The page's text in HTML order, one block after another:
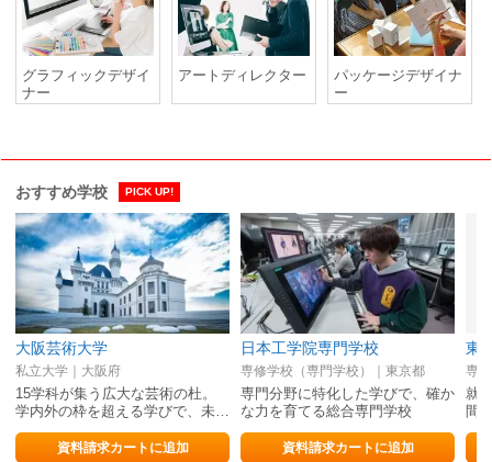
グラフィックデザイ
ナー
アートディレクター
パッケージデザイナ
ー
おすすめ学校 PICK UP!
大阪芸術大学
私立大学｜大阪府
15学科が集う広大な芸術の杜。
学内外の枠を超える学びで、未…
資料請求カートに追加
日本工学院専門学校
専修学校（専門学校）｜東京都
専門分野に特化した学びで、確か
な力を育てる総合専門学校
資料請求カートに追加
専
就
間